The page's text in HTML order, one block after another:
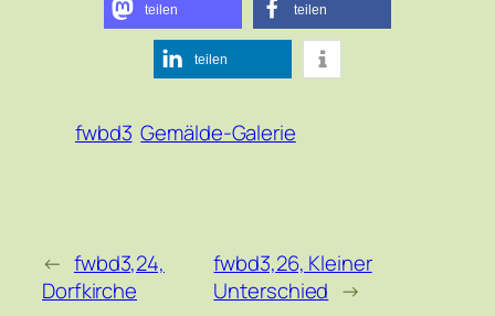
teilen teilen
teilen
fwbd3 Gemälde-Galerie
← fwbd3,24,
Dorfkirche
fwbd3,26, Kleiner
Unterschied →